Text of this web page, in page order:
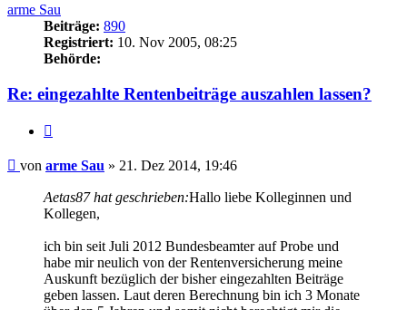
arme Sau
Beiträge: 890
Registriert: 10. Nov 2005, 08:25
Behörde:
Re: eingezahlte Rentenbeiträge auszahlen lassen?
Beitrag
von arme Sau » 21. Dez 2014, 19:46
Aetas87 hat geschrieben:Hallo liebe Kolleginnen und
Kollegen,
ich bin seit Juli 2012 Bundesbeamter auf Probe und
habe mir neulich von der Rentenversicherung meine
Auskunft bezüglich der bisher eingezahlten Beiträge
geben lassen. Laut deren Berechnung bin ich 3 Monate